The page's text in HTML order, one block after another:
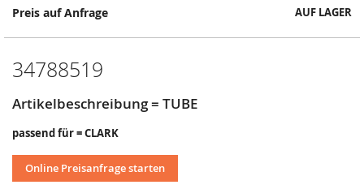
Preis auf Anfrage AUF LAGER
34788519
Artikelbeschreibung = TUBE
passend für = CLARK
Online Preisanfrage starten
Springe
Anfang
Bildergalerie